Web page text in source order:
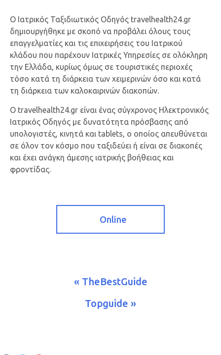
Ο Ιατρικός Ταξιδιωτικός Οδηγός travelhealth24.gr
δημιουργήθηκε με σκοπό να προβάλει όλους τους
επαγγελματίες και τις επιχειρήσεις του Ιατρικού
κλάδου που παρέχουν Ιατρικές Υπηρεσίες σε ολόκληρη
την Ελλάδα, κυρίως όμως σε τουριστικές περιοχές
τόσο κατά τη διάρκεια των χειμερινών όσο και κατά
τη διάρκεια των καλοκαιρινών διακοπών.
Ο travelhealth24.gr είναι ένας σύγχρονος Ηλεκτρονικός
Ιατρικός Οδηγός με δυνατότητα πρόσβασης από
υπολογιστές, κινητά και tablets, ο οποίος απευθύνεται
σε όλον τον κόσμο που ταξιδεύει ή είναι σε διακοπές
και έχει ανάγκη άμεσης ιατρικής βοήθειας και
φροντίδας.
Online
« TheBestGuide
Topguide »